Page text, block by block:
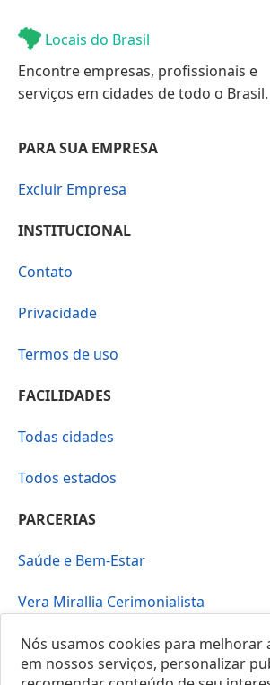
Locais do Brasil
Encontre empresas, profissionais e
serviços em cidades de todo o Brasil.
PARA SUA EMPRESA
Excluir Empresa
INSTITUCIONAL
Contato
Privacidade
Termos de uso
FACILIDADES
Todas cidades
Todos estados
PARCERIAS
Saúde e Bem-Estar
Vera Mirallia Cerimonialista
Nós usamos cookies para melhorar
em nossos serviços, personalizar